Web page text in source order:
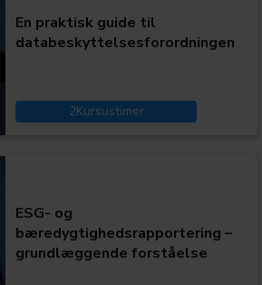
En praktisk guide til
databeskyttelsesforordningen
2Kursustimer
ESG- og
bæredygtighedsrapportering –
grundlæggende forståelse